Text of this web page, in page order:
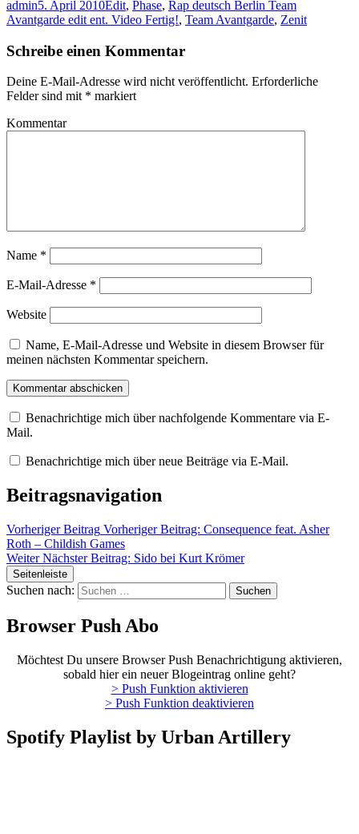
anklicken
(Wird
in
Fenster
geöffnet)
admin5. April 2010Edit, Phase, Rap deutsch Berlin Team
Avantgarde edit ent. Video Fertig!, Team Avantgarde, Zenit
Schreibe einen Kommentar
Deine E-Mail-Adresse wird nicht veröffentlicht. Erforderliche
Felder sind mit * markiert
Kommentar
Name *
E-Mail-Adresse *
Website
Name, E-Mail-Adresse und Website in diesem Browser für
meinen nächsten Kommentar speichern.
Benachrichtige mich über nachfolgende Kommentare via E-
Mail.
Benachrichtige mich über neue Beiträge via E-Mail.
Beitragsnavigation
Vorheriger Beitrag Vorheriger Beitrag: Consequence feat. Asher
Roth – Childish Games
Weiter Nächster Beitrag: Sido bei Kurt Krömer
Seitenleiste
Suchen nach:
Browser Push Abo
Möchtest Du unsere Browser Push Benachrichtigung aktivieren,
sobald hier ein neuer Blogeintrag online geht?
> Push Funktion aktivieren
> Push Funktion deaktivieren
Spotify Playlist by Urban Artillery